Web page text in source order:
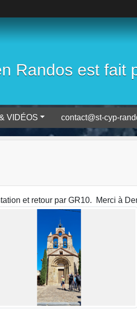
Randos est fait
VIDÉOS contact@st-cyp-
et retour par GR10. Merci à